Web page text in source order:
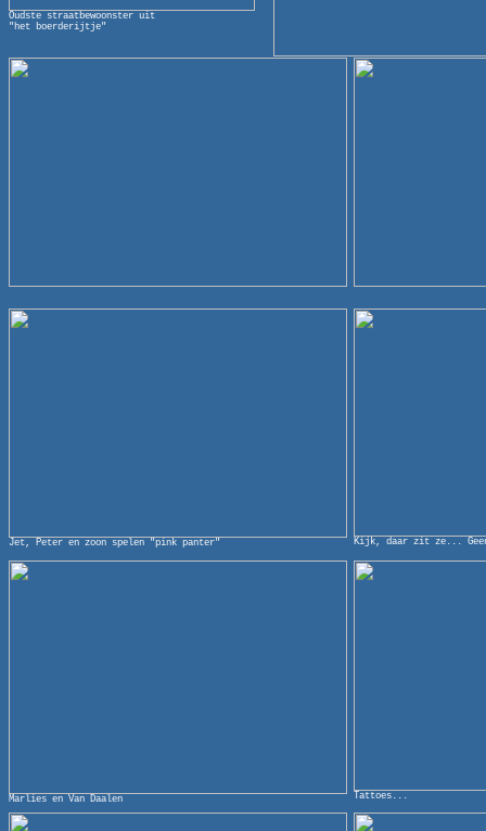
Oudste straatbewoonster uit
"het boerderijtje"
Jet, Peter en zoon spelen "pink panter" Kijk, daar zit ze... Geen
Marlies en Van Daalen Tattoes...